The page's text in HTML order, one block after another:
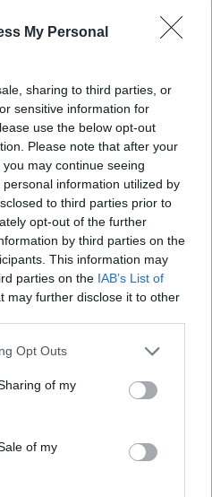
My Personal
sharing to third parties, or
sensitive information for
use the below opt-out
Please note that after your
may continue seeing
information utilized by
to third parties prior to
opt-out of the further
by third parties on the
This information may
parties on the IAB’s List of
may further disclose it to other
Opt Outs
of my
of my
játék? Az
volt ahhoz, hogy
öltözzenek az